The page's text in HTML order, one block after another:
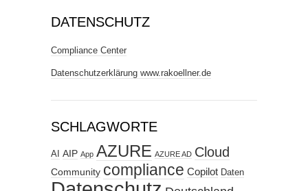
DATENSCHUTZ
Compliance Center
Datenschutzerklärung www.rakoellner.de
SCHLAGWORTE
AI AIP App AZURE AZURE AD Cloud
Community compliance Copilot Daten